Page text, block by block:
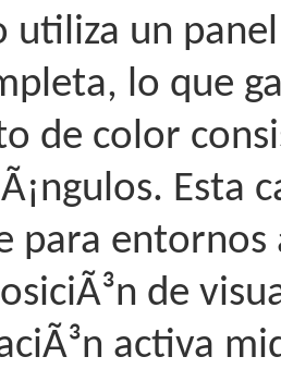
utiliza un panel
lo que
de color
Esta
para
de
activa